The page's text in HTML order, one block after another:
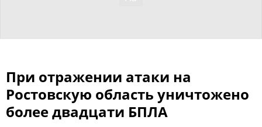
При отражении атаки на
Ростовскую область уничтожено
более двадцати БПЛА